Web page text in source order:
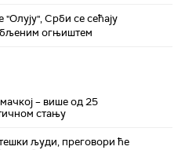
Срби се сећају
огњиштем
– више од 25
стању
људи, преговори ће